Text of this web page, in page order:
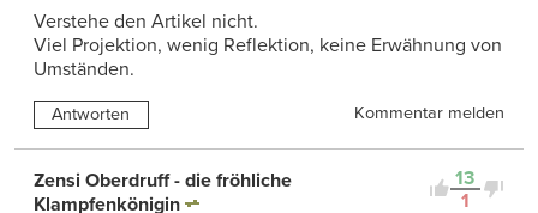
Verstehe den Artikel nicht.
Viel Projektion, wenig Reflektion, keine Erwähnung von
Umständen.
Antworten Kommentar melden
13
1
Zensi Oberdruff - die fröhliche
Klampfenkönigin